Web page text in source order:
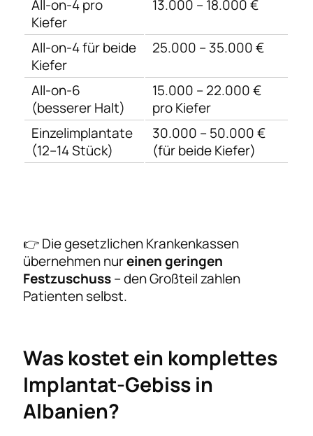
All-on-4 pro
Kiefer
13.000 – 18.000 €
All-on-4 für beide
Kiefer
25.000 – 35.000 €
All-on-6
(besserer Halt)
15.000 – 22.000 €
pro Kiefer
Einzelimplantate
(12–14 Stück)
30.000 – 50.000 €
(für beide Kiefer)
👉 Die gesetzlichen Krankenkassen
übernehmen nureinen geringen
Festzuschuss– den Großteil zahlen
Patienten selbst.
Was kostet ein komplettes
Implantat-Gebiss in
Albanien?